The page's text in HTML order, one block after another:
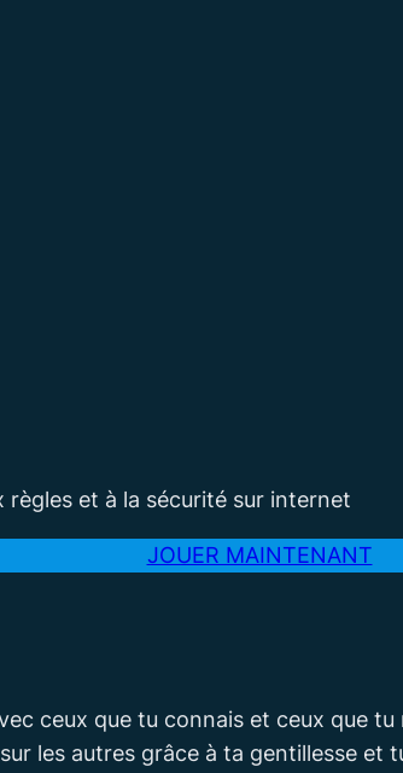
JOUER MAINTENANT
ceux que tu connais et ceux que tu
les autres grâce à ta gentillesse et